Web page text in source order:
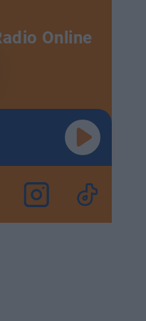
Online